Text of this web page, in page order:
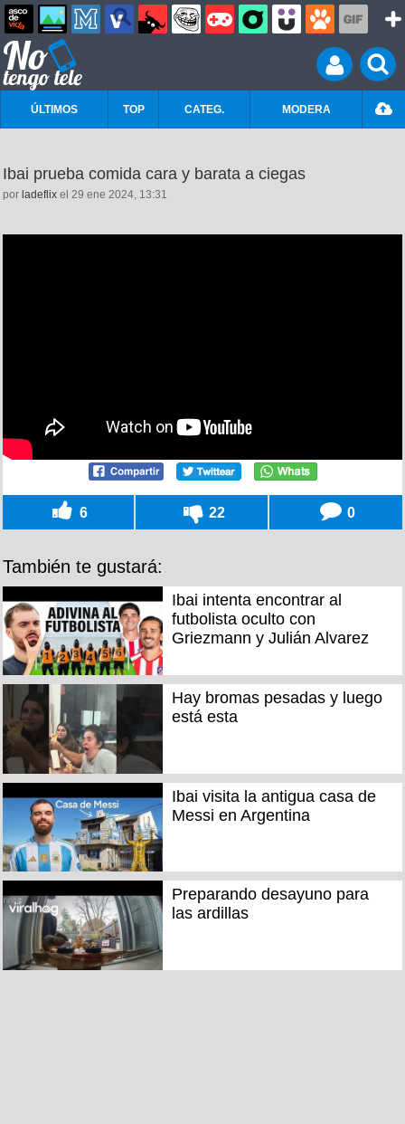
ÚLTIMOS TOP CATEG. MODERA
Ibai prueba comida cara y barata a ciegas
por ladeflix el 29 ene 2024, 13:31
6 22 0
También te gustará:
Ibai intenta encontrar al
futbolista oculto con
Griezmann y Julián Alvarez
Hay bromas pesadas y luego
está esta
Ibai visita la antigua casa de
Messi en Argentina
Preparando desayuno para
las ardillas